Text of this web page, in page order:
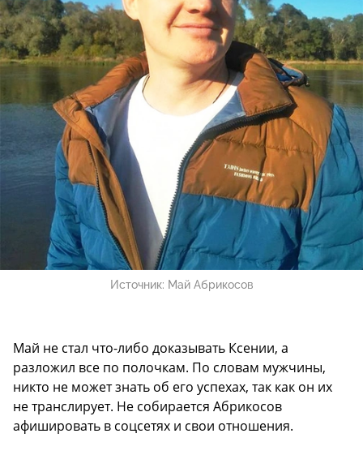
Источник: Май Абрикосов
Май не стал что-либо доказывать Ксении, а
разложил все по полочкам. По словам мужчины,
никто не может знать об его успехах, так как он их
не транслирует. Не собирается Абрикосов
афишировать в соцсетях и свои отношения.